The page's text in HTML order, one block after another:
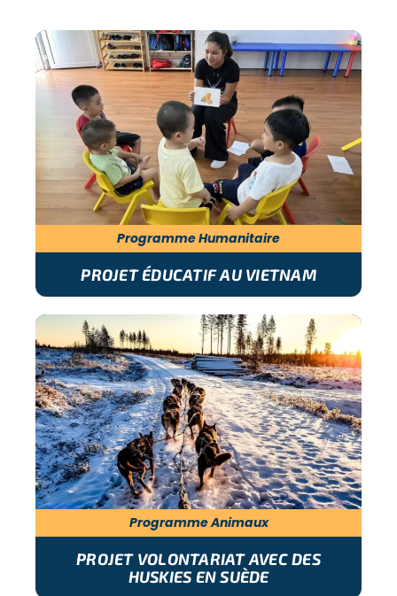
Programme Humanitaire
PROJET ÉDUCATIF AU VIETNAM
Programme Animaux
PROJET VOLONTARIAT AVEC DES
HUSKIES EN SUÈDE